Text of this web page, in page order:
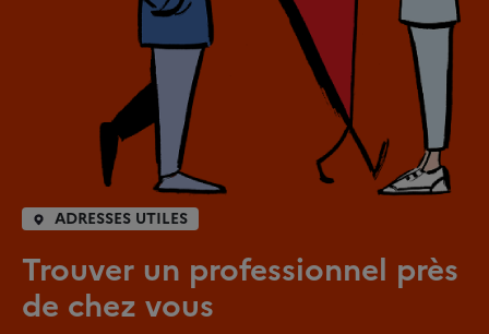
ADRESSES UTILES
Trouver un professionnel près
de chez vous